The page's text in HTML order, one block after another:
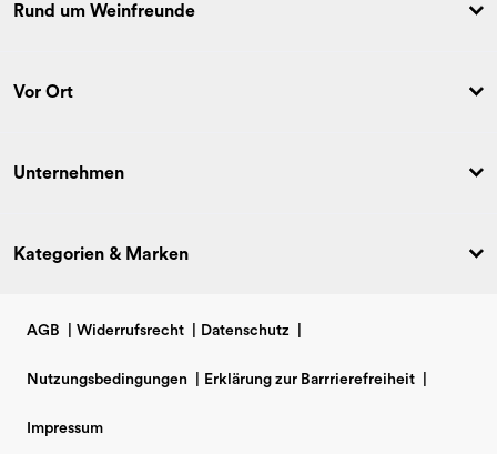
Rund um Weinfreunde
Vor Ort
Unternehmen
Kategorien & Marken
AGB Widerrufsrecht Datenschutz
Nutzungsbedingungen Erklärung zur Barrrierefreiheit
Impressum